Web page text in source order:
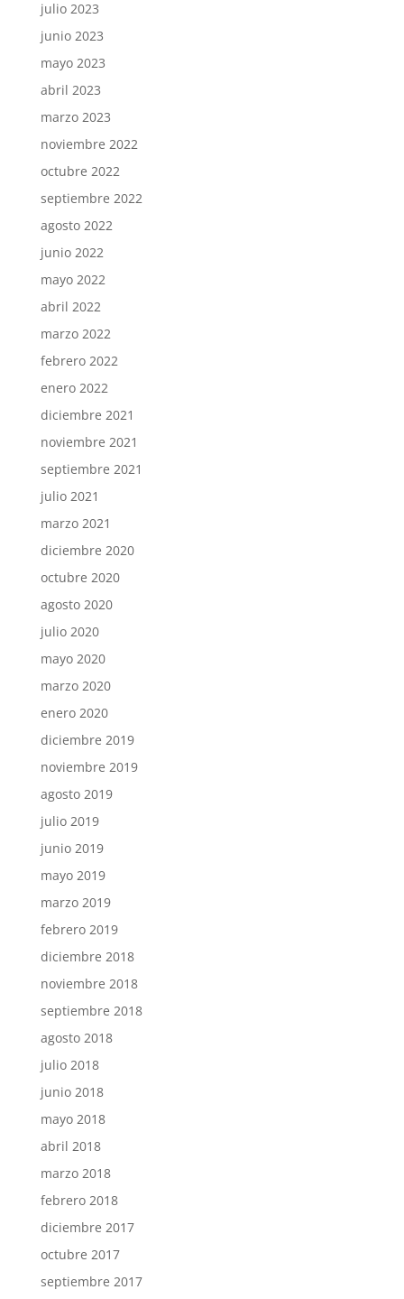
julio 2023
junio 2023
mayo 2023
abril 2023
marzo 2023
noviembre 2022
octubre 2022
septiembre 2022
agosto 2022
junio 2022
mayo 2022
abril 2022
marzo 2022
febrero 2022
enero 2022
diciembre 2021
noviembre 2021
septiembre 2021
julio 2021
marzo 2021
diciembre 2020
octubre 2020
agosto 2020
julio 2020
mayo 2020
marzo 2020
enero 2020
diciembre 2019
noviembre 2019
agosto 2019
julio 2019
junio 2019
mayo 2019
marzo 2019
febrero 2019
diciembre 2018
noviembre 2018
septiembre 2018
agosto 2018
julio 2018
junio 2018
mayo 2018
abril 2018
marzo 2018
febrero 2018
diciembre 2017
octubre 2017
septiembre 2017